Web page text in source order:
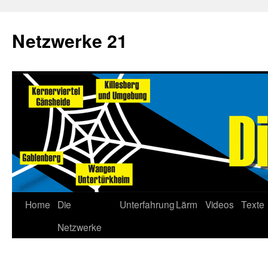
Netzwerke 21
Home
Die
Netzwerke
UnterfahrungLärm Videos Texte